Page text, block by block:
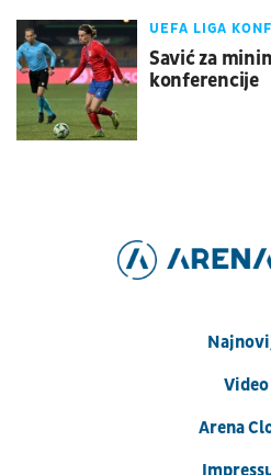
UEFA LIGA
Savić za
konferencije
Video
Arena